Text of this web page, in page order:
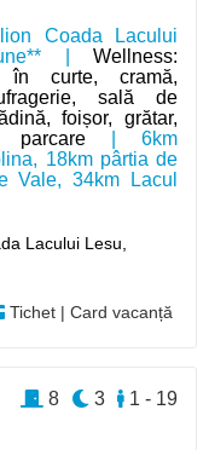
Coada Lacului
| Wellness:
în curte, cramă,
sală de
foișor, grătar,
parcare | 6km
18km pârtia de
Vale, 34km Lacul
Lacului Lesu,
Tichet | Card vacanță
1 - 19
3
8